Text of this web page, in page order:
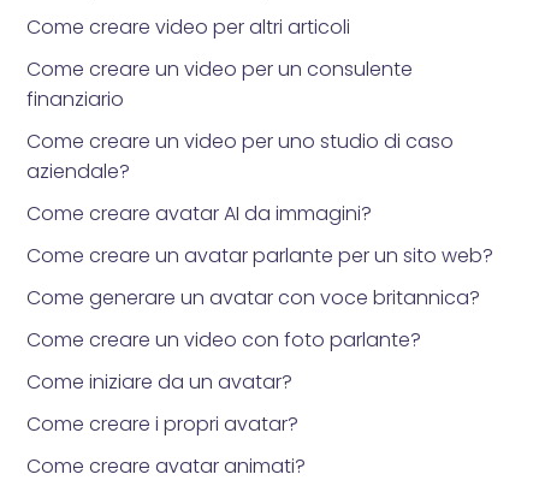
Come creare video per altri articoli
Come creare un video per un consulente
finanziario
Come creare un video per uno studio di caso
aziendale?
Come creare avatar AI da immagini?
Come creare un avatar parlante per un sito web?
Come generare un avatar con voce britannica?
Come creare un video con foto parlante?
Come iniziare da un avatar?
Come creare i propri avatar?
Come creare avatar animati?